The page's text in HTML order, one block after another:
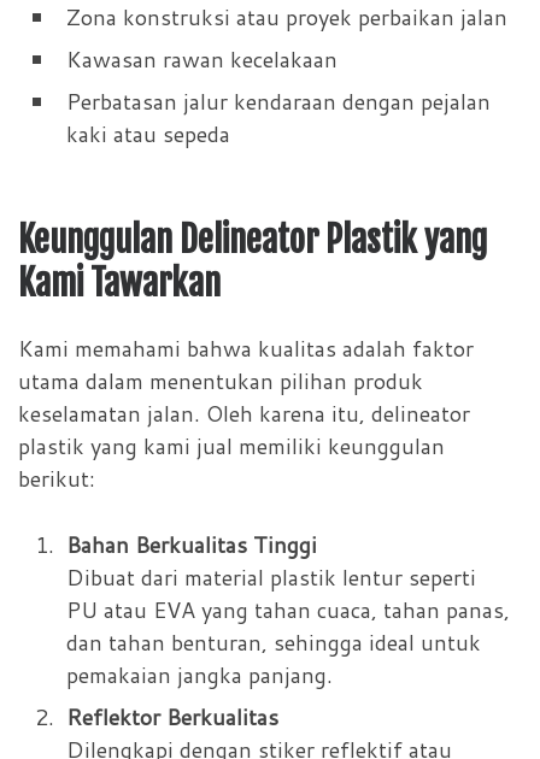
Zona konstruksi atau proyek perbaikan jalan
Kawasan rawan kecelakaan
Perbatasan jalur kendaraan dengan pejalan
kaki atau sepeda
Keunggulan Delineator Plastik yang
Kami Tawarkan
Kami memahami bahwa kualitas adalah faktor
utama dalam menentukan pilihan produk
keselamatan jalan. Oleh karena itu, delineator
plastik yang kami jual memiliki keunggulan
berikut:
Bahan Berkualitas Tinggi
Dibuat dari material plastik lentur seperti
PU atau EVA yang tahan cuaca, tahan panas,
dan tahan benturan, sehingga ideal untuk
pemakaian jangka panjang.
Reflektor Berkualitas
Dilengkapi dengan stiker reflektif atau